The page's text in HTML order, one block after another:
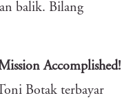
balik. Bilang
Accomplished!
Botak terbayar